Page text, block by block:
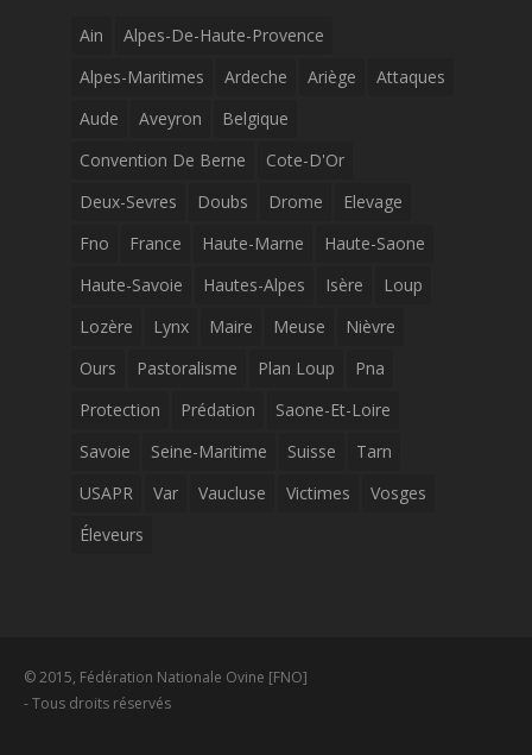
Ain
Alpes-De-Haute-Provence
Alpes-Maritimes
Ardeche Ariège
Attaques
Aude
Aveyron
Belgique
Convention De Berne
Cote-D'Or
Deux-Sevres
Doubs Drome
Elevage
Fno
France Haute-Marne
Haute-Saone
Haute-Savoie
Hautes-Alpes Isère
Loup
Lozère
Lynx Maire Meuse
Nièvre
Ours
Pastoralisme Plan Loup
Pna
Protection
Prédation
Saone-Et-Loire
Savoie
Seine-Maritime Suisse
Tarn
USAPR
Var Vaucluse Victimes
Vosges
Éleveurs
© 2015, Fédération Nationale Ovine [FNO]
- Tous droits réservés